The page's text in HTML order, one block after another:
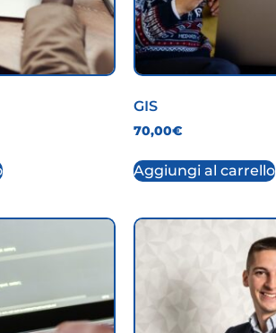
GIS
70,00€
Aggiungi al carrello